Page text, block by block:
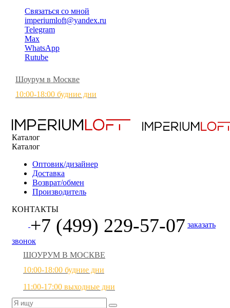
Связаться со мной
imperiumloft@yandex.ru
Telegram
Max
WhatsApp
Rutube
Шоурум в Москве
10:00-18:00 будние дни
Каталог
Каталог
Оптовик/дизайнер
Доставка
Возврат/обмен
Производитель
КОНТАКТЫ
+7 (499) 229-57-07 заказать
звонок
ШОУРУМ В МОСКВЕ
10:00-18:00 будние дни
11:00-17:00 выходные дни